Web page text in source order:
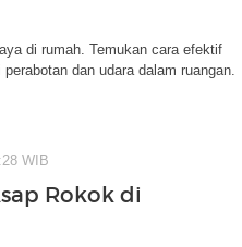
di rumah. Temukan cara efektif
dan udara dalam ruangan.
WIB
Rokok di